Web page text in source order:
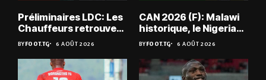
Préliminaires LDC: Les
Chauffeurs retrouvent
les Mimos
BYFOOT.TG 6 AOÛT 2026
CAN 2026 (F): Malawi
historique, le Nigeria
sauvé, la Zambie
éliminée
BYFOOT.TG 6 AOÛT 2026